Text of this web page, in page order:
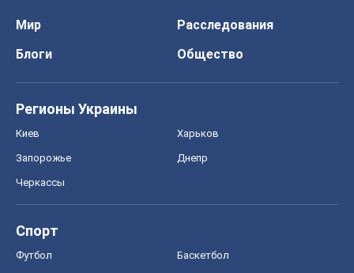
Мир
Расследования
Блоги
Общество
Регионы Украины
Киев Харьков
Запорожье Днепр
Черкассы
Спорт
Футбол Баскетбол